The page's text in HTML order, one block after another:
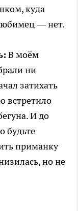
куда
— нет.
В моём
ни
затихать
встретило
И до
будьте
приманку
но не